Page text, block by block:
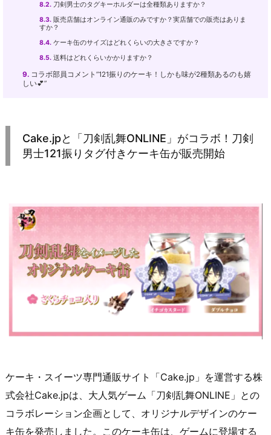
8.2. 刀剣男士のタグキーホルダーは全種類ありますか？
8.3. 販売店舗はオンライン通販のみですか？実店舗での販売はありま
すか？
8.4. ケーキ缶のサイズはどれくらいの大きさですか？
8.5. 送料はどれくらいかかりますか？
9. コラボ部員コメント”121振りのケーキ！しかも味が2種類あるのも嬉
しい💕”
Cake.jpと「刀剣乱舞ONLINE」がコラボ！刀剣
男士121振りタグ付きケーキ缶が販売開始
ケーキ・スイーツ専門通販サイト「Cake.jp」を運営する株
式会社Cake.jpは、大人気ゲーム「刀剣乱舞ONLINE」との
コラボレーション企画として、オリジナルデザインのケー
キ缶を発売しました。このケーキ缶は、ゲームに登場する